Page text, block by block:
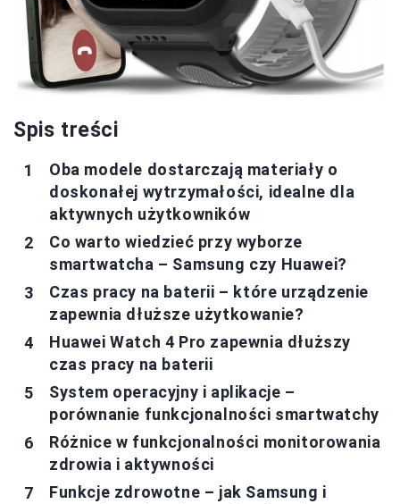
Spis treści
Oba modele dostarczają materiały o
doskonałej wytrzymałości, idealne dla
aktywnych użytkowników
Co warto wiedzieć przy wyborze
smartwatcha – Samsung czy Huawei?
Czas pracy na baterii – które urządzenie
zapewnia dłuższe użytkowanie?
Huawei Watch 4 Pro zapewnia dłuższy
czas pracy na baterii
System operacyjny i aplikacje –
porównanie funkcjonalności smartwatchy
Różnice w funkcjonalności monitorowania
zdrowia i aktywności
Funkcje zdrowotne – jak Samsung i